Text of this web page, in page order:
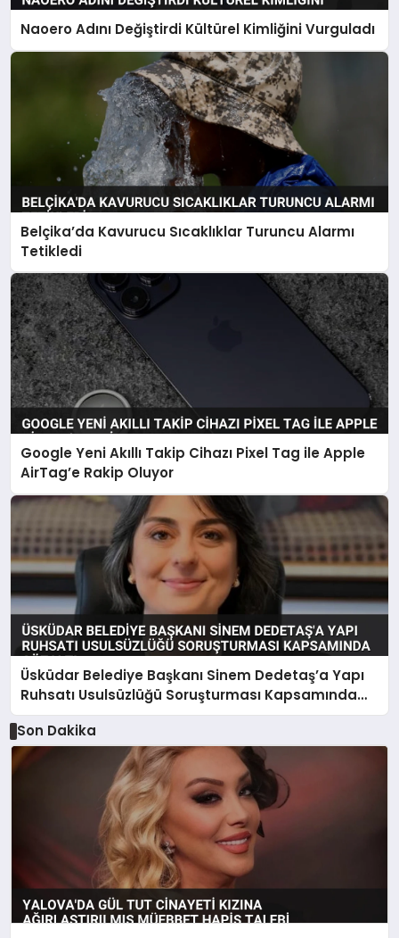
Naoero Adını Değiştirdi Kültürel Kimliğini Vurguladı
Belçika’da Kavurucu Sıcaklıklar Turuncu Alarmı
Tetikledi
Google Yeni Akıllı Takip Cihazı Pixel Tag ile Apple
AirTag’e Rakip Oluyor
Üsküdar Belediye Başkanı Sinem Dedetaş’a Yapı
Ruhsatı Usulsüzlüğü Soruşturması Kapsamında
Gözaltı
Son Dakika